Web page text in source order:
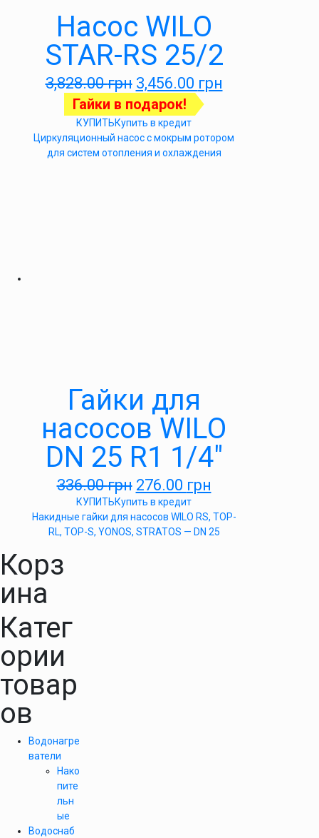
Насос WILO
STAR-RS 25/2
3,828.00грн 3,456.00 грн
Гайки в подарок!
КУПИТЬКупить в кредит
Циркуляционный насос с мокрым ротором
для систем отопления и охлаждения
Гайки для
насосов WILO
DN 25 R1 1/4″
336.00грн 276.00 грн
КУПИТЬКупить в кредит
Накидные гайки для насосов WILO RS, TOP-
RL, TOP-S, YONOS, STRATOS — DN 25
Корз
ина
Катег
ории
товар
ов
Водонагре
ватели
Нако
пите
льн
ые
Водоснаб